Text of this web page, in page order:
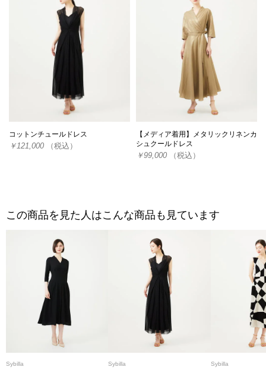
コットンチュールドレス
￥121,000 （税込）
【メディア着用】メタリックリネンカ
シュクールドレス
￥99,000 （税込）
この商品を見た人はこんな商品も見ています
Sybilla Sybilla Sybilla